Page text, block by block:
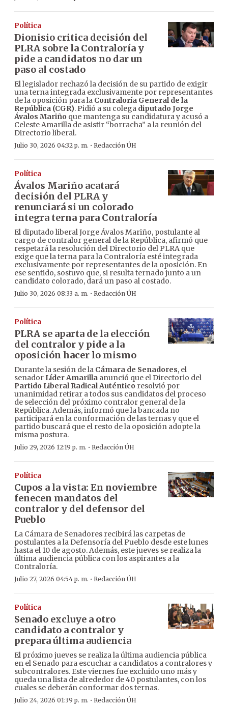
Política
Dionisio critica decisión del
PLRA sobre la Contraloría y
pide a candidatos no dar un
paso al costado
El legislador rechazó la decisión de su partido de exigir
una terna integrada exclusivamente por representantes
de la oposición para la Contraloría General de la
República (CGR). Pidió a su colega diputado Jorge
Ávalos Mariño que mantenga su candidatura y acusó a
Celeste Amarilla de asistir “borracha” a la reunión del
Directorio liberal.
Julio 30, 2026 04:32 p. m. · Redacción ÚH
Política
Ávalos Mariño acatará
decisión del PLRA y
renunciará si un colorado
integra terna para Contraloría
El diputado liberal Jorge Ávalos Mariño, postulante al
cargo de contralor general de la República, afirmó que
respetará la resolución del Directorio del PLRA que
exige que la terna para la Contraloría esté integrada
exclusivamente por representantes de la oposición. En
ese sentido, sostuvo que, si resulta ternado junto a un
candidato colorado, dará un paso al costado.
Julio 30, 2026 08:33 a. m. · Redacción ÚH
Política
PLRA se aparta de la elección
del contralor y pide a la
oposición hacer lo mismo
Durante la sesión de la Cámara de Senadores, el
senador Líder Amarilla anunció que el Directorio del
Partido Liberal Radical Auténtico resolvió por
unanimidad retirar a todos sus candidatos del proceso
de selección del próximo contralor general de la
República. Además, informó que la bancada no
participará en la conformación de las ternas y que el
partido buscará que el resto de la oposición adopte la
misma postura.
Julio 29, 2026 12:19 p. m. · Redacción ÚH
Política
Cupos a la vista: En noviembre
fenecen mandatos del
contralor y del defensor del
Pueblo
La Cámara de Senadores recibirá las carpetas de
postulantes a la Defensoría del Pueblo desde este lunes
hasta el 10 de agosto. Además, este jueves se realiza la
última audiencia pública con los aspirantes a la
Contraloría.
Julio 27, 2026 04:54 p. m. · Redacción ÚH
Política
Senado excluye a otro
candidato a contralor y
prepara última audiencia
El próximo jueves se realiza la última audiencia pública
en el Senado para escuchar a candidatos a contralores y
subcontralores. Este viernes fue excluido uno más y
queda una lista de alrededor de 40 postulantes, con los
cuales se deberán conformar dos ternas.
Julio 24, 2026 01:39 p. m. · Redacción ÚH